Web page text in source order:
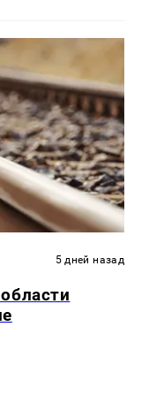
5 дней назад